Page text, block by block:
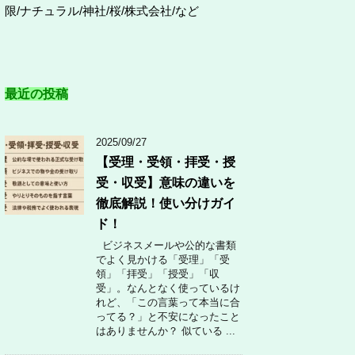
限/ナチュラル/神社/桜/株式会社/など
最近の投稿
2025/09/27
【受理・受領・拝受・授
受・収受】意味の違いを
徹底解説！使い分けガイ
ド！
ビジネスメールや公的な書類
でよく見かける「受理」「受
領」「拝受」「授受」「収
受」。なんとなく使っているけ
れど、「この言葉って本当に合
ってる？」と不安になったこと
はありませんか？ 似ている ...